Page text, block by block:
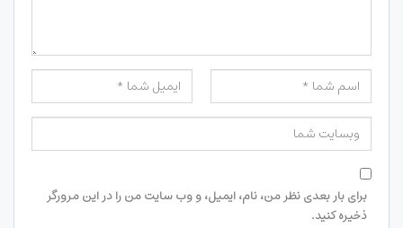
برای بار بعدی نظر من، نام، ایمیل، و وب سایت من را در این مرورگر
ذخیره کنید.